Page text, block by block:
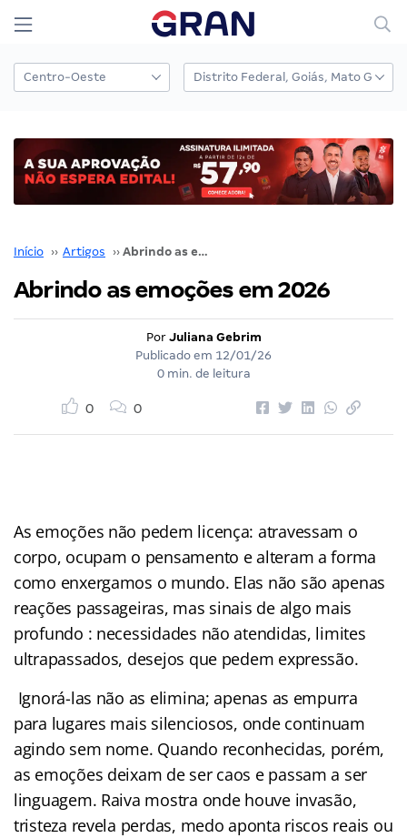
Início ›› Artigos ›› Abrindo as emoções em 2026
Abrindo as emoções em 2026
Por Juliana Gebrim
Publicado em 12/01/26
0 min. de leitura
0 0
As emoções não pedem licença: atravessam o
corpo, ocupam o pensamento e alteram a forma
como enxergamos o mundo. Elas não são apenas
reações passageiras, mas sinais de algo mais
profundo : necessidades não atendidas, limites
ultrapassados, desejos que pedem expressão.
Ignorá-las não as elimina; apenas as empurra
para lugares mais silenciosos, onde continuam
agindo sem nome. Quando reconhecidas, porém,
as emoções deixam de ser caos e passam a ser
linguagem. Raiva mostra onde houve invasão,
tristeza revela perdas, medo aponta riscos reais ou